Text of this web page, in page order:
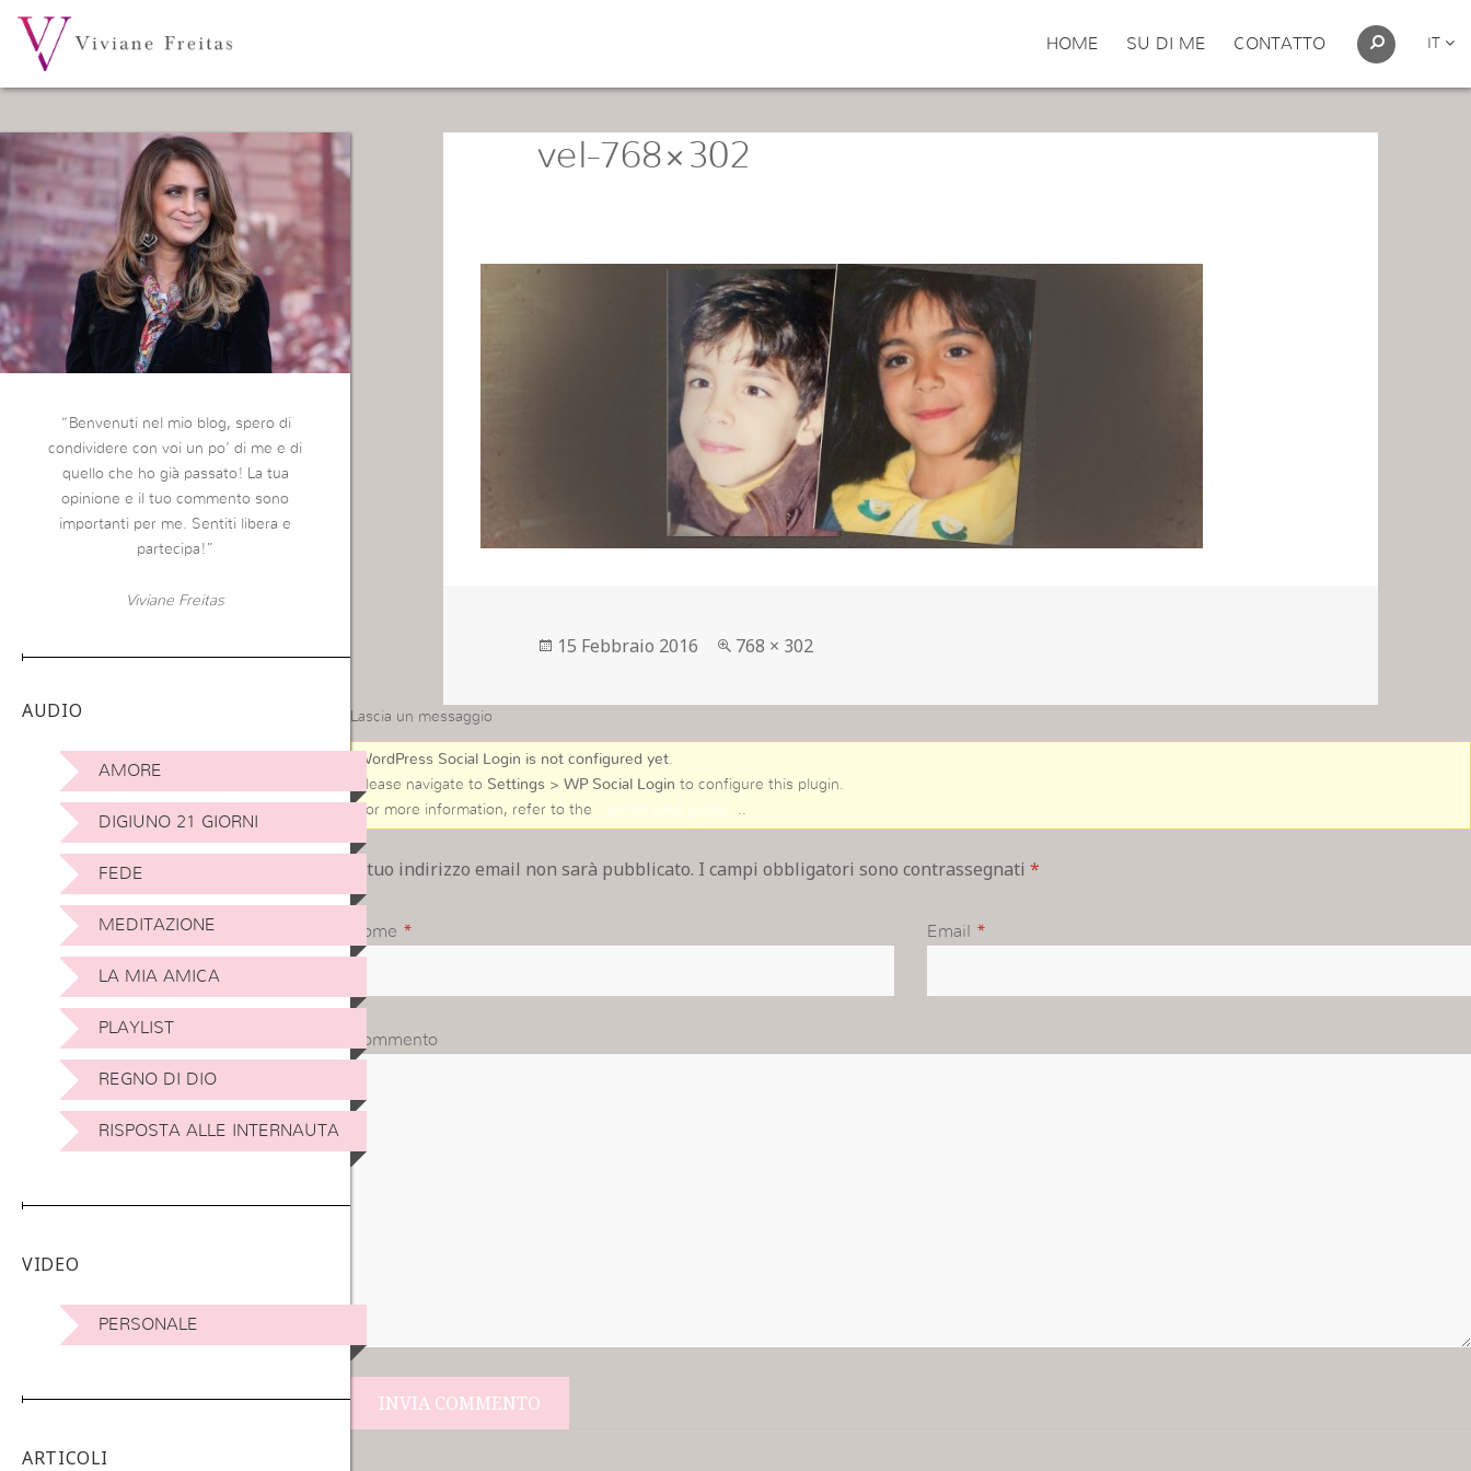
HOME SU DI ME CONTATTO IT
“Benvenuti nel mio blog, spero di
condividere con voi un po’ di me e di
quello che ho già passato! La tua
opinione e il tuo commento sono
importanti per me. Sentiti libera e
partecipa!”
Viviane Freitas
AUDIO
AMORE
DIGIUNO 21 GIORNI
FEDE
MEDITAZIONE
LA MIA AMICA
PLAYLIST
REGNO DI DIO
RISPOSTA ALLE INTERNAUTA
VIDEO
PERSONALE
ARTICOLI
vel-768×302
Postato
15 Febbraio 2016
Full
768 × 302
Lascia un messaggio
WordPress Social Login is not configured yet.
Please navigate to Settings > WP Social Login to configure this plugin.
For more information, refer to the
online user guide ..
Il tuo indirizzo email non sarà pubblicato. I campi obbligatori sono contrassegnati *
Nome * Email *
Commento